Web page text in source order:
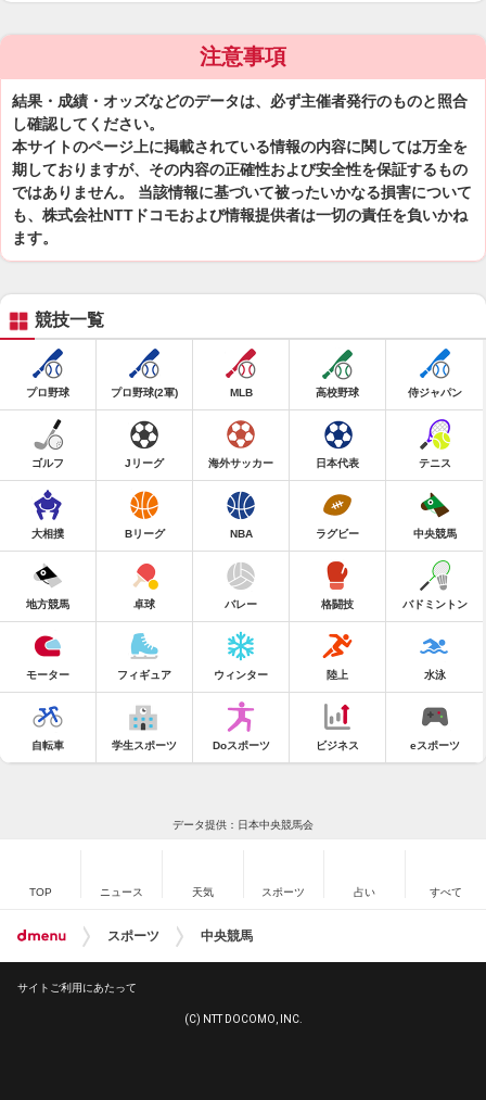
注意事項
結果・成績・オッズなどのデータは、必ず主催者発行のものと照合
し確認してください。
本サイトのページ上に掲載されている情報の内容に関しては万全を
期しておりますが、その内容の正確性および安全性を保証するもの
ではありません。 当該情報に基づいて被ったいかなる損害について
も、株式会社NTTドコモおよび情報提供者は一切の責任を負いかね
ます。
競技一覧
プロ野球 プロ野球(2軍) MLB 高校野球 侍ジャパン
ゴルフ Jリーグ 海外サッカー 日本代表 テニス
大相撲 Bリーグ NBA ラグビー 中央競馬
地方競馬 卓球 バレー 格闘技 バドミントン
モーター フィギュア ウィンター 陸上 水泳
自転車 学生スポーツ Doスポーツ ビジネス eスポーツ
データ提供：日本中央競馬会
TOP ニュース 天気 スポーツ 占い すべて
スポーツ 中央競馬
サイトご利用にあたって
(C) NTT DOCOMO, INC.